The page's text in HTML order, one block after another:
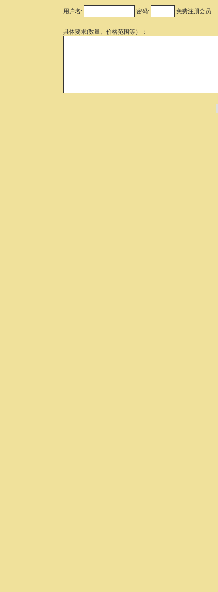
用户名: 密码: 免费注册会员
具体要求(数量、价格范围等）：